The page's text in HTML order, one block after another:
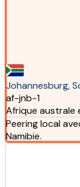
Johannesburg,
af-jnb-1
Afrique australe
Peering local
Namibie.